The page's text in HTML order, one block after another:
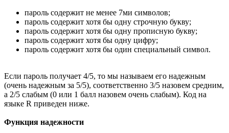
пароль содержит не менее 7ми символов;
пароль содержит хотя бы одну строчную букву;
пароль содержит хотя бы одну прописную букву;
пароль содержит хотя бы одну цифру;
пароль содержит хотя бы один специальный символ.
Если пароль получает 4/5, то мы называем его надежным
(очень надежным за 5/5), соответственно 3/5 назовем средним,
а 2/5 слабым (0 или 1 балл назовем очень слабым). Код на
языке R приведен ниже.
Функция надежности